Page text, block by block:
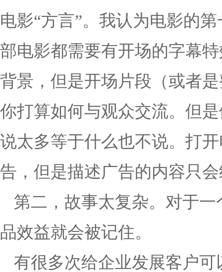
电影“方言”。我认为电影的
部电影都需要有开场的字幕
背景，但是开场片段（或者
你打算如何与观众交流。但
说太多等于什么也不说。打
告，但是描述广告的内容只
第二，故事太复杂。对于
品效益就会被记住。
有很多次给企业发展客户